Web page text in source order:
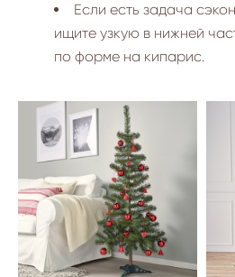
Если есть задача
ищите узкую в нижней
по форме на кипарис.